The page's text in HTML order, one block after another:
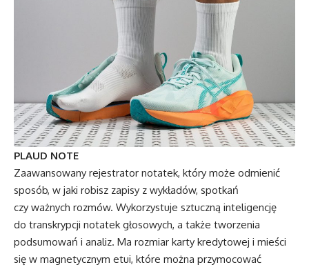
PLAUD NOTE
Zaawansowany rejestrator notatek, który może odmienić
sposób, w jaki robisz zapisy z wykładów, spotkań
czy ważnych rozmów. Wykorzystuje sztuczną inteligencję
do transkrypcji notatek głosowych, a także tworzenia
podsumowań i analiz. Ma rozmiar karty kredytowej i mieści
się w magnetycznym etui, które można przymocować